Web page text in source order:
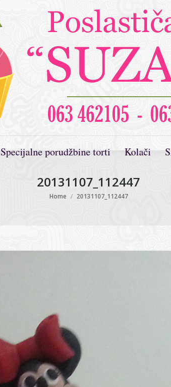
Specijalne porudžbine torti Kolači
20131107_112447
You are here:
Home 20131107_112447